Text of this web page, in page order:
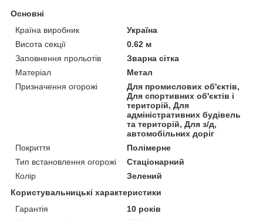
Основні
Країна виробник
Україна
Висота секції
0.62 м
Заповнення прольотів
Зварна сітка
Матеріал
Метал
Призначення огорожі
Для промислових об'єктів,
Для спортивних об'єктів і
територій, Для
адміністративних будівель
та територій, Для з/д,
автомобільних доріг
Покриття
Полімерне
Тип встановлення огорожі
Стаціонарний
Колір
Зелений
Користувальницькі характеристики
Гарантія
10 років